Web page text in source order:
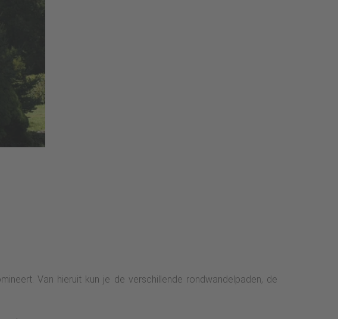
Van hieruit kun je de verschillende rondwandelpaden, de